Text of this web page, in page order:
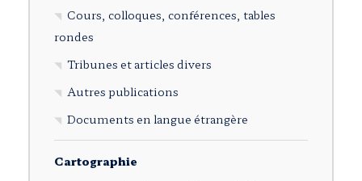
Cours, colloques, conférences, tables
rondes
Tribunes et articles divers
Autres publications
Documents en langue étrangère
Cartographie